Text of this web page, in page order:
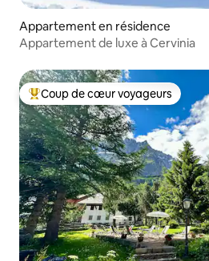
Appartement en résidence
Appartement de luxe à Cervinia
Coups de cœur voyageurs les
Coup de cœur voyageurs